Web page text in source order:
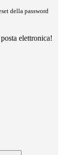
della password
elettronica!